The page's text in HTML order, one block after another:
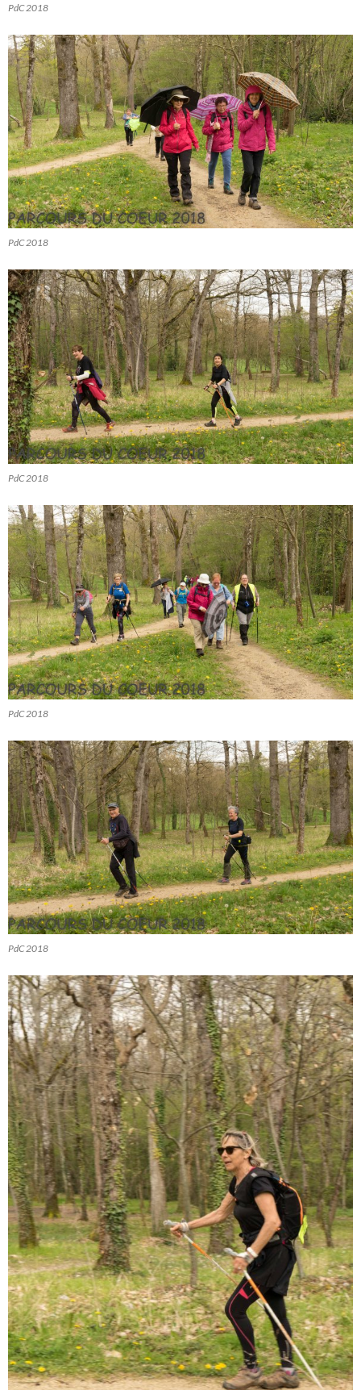
PdC 2018
PdC 2018
PdC 2018
PdC 2018
PdC 2018